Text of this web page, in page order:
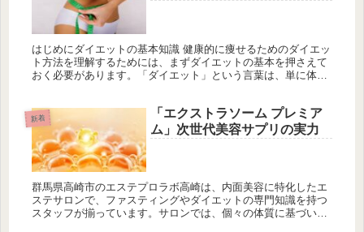
はじめにダイエットの基本知識 健康的に痩せるためのダイエッ
ト方法を理解するためには、まずダイエットの基本を押さえて
おく必要があります。「ダイエット」という言葉は、単に体重
新着
「エクストラソーム プレミア
ム」次世代美容サプリの実力
群馬県高崎市のエステプロラボ高崎は、内面美容に特化したエ
ステサロンで、ファスティングやダイエットの専門知識を持つ
スタッフが揃っています。サロンでは、個々の体質に基づいた